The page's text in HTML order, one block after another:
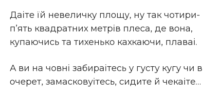
Даіте їй невеличку площу, ну так чотири-
п’ять квадратних метрiв плеса, де вона,
купаючись та тихенько кахкаючи, плаваі.
А ви на човнi забираітесь у густу кугу чи в
очерет, замасковуітесь, сидите й чекаіте…